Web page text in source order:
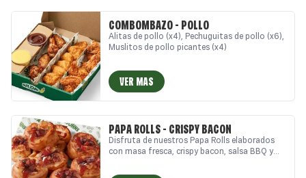
También puedes recogerlos en nuestras
pizzerías Papa Johns. ¡Llévatelo!
COMBOMBAZO - POLLO
Alitas de pollo (x4), Pechuguitas de pollo (x6),
Muslitos de pollo picantes (x4)
VER MAS
PAPA ROLLS - CRISPY BACON
Disfruta de nuestros Papa Rolls elaborados
con masa fresca, crispy bacon, salsa BBQ y
crujiente por fuera y lleno de sabor por dentro,